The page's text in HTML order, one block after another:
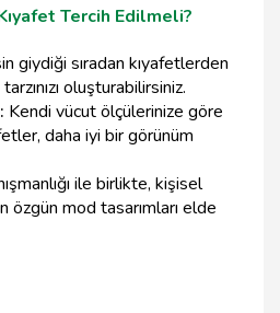
Tercih Edilmeli?
giydiği sıradan kıyafetlerden
oluşturabilirsiniz.
Kendi vücut ölçülerinize göre
daha iyi bir görünüm
ile birlikte, kişisel
özgün mod tasarımları elde